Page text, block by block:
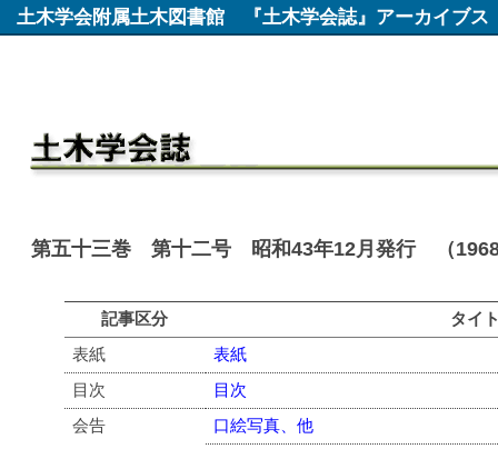
土木学会附属土木図書館 『土木学会誌』アーカイブス
第五十三巻 第十二号 昭和43年12月発行 （
記事区分
タイ
表紙
表紙
目次
目次
会告
口絵写真、他